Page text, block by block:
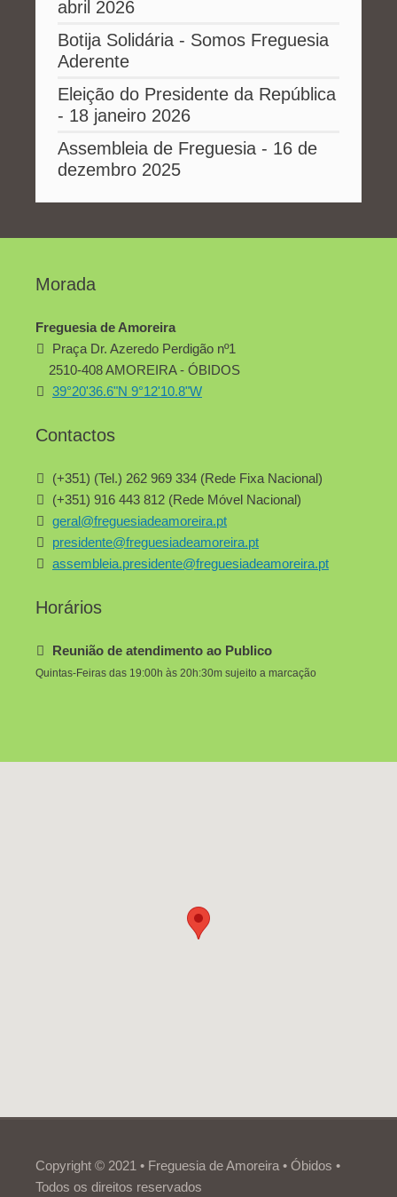
abril 2026
Botija Solidária - Somos Freguesia
Aderente
Eleição do Presidente da República
- 18 janeiro 2026
Assembleia de Freguesia - 16 de
dezembro 2025
Morada
Freguesia de Amoreira
Praça Dr. Azeredo Perdigão nº1
2510-408 AMOREIRA - ÓBIDOS
39°20'36.6"N 9°12'10.8"W
Contactos
(+351) (Tel.) 262 969 334 (Rede Fixa Nacional)
(+351) 916 443 812 (Rede Móvel Nacional)
geral@freguesiadeamoreira.pt
presidente@freguesiadeamoreira.pt
assembleia.presidente@freguesiadeamoreira.pt
Horários
Reunião de atendimento ao Publico
Quintas-Feiras das 19:00h às 20h:30m sujeito a marcação
Copyright © 2021 • Freguesia de Amoreira • Óbidos •
Todos os direitos reservados